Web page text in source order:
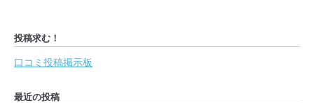
投稿求む！
口コミ投稿掲示板
最近の投稿